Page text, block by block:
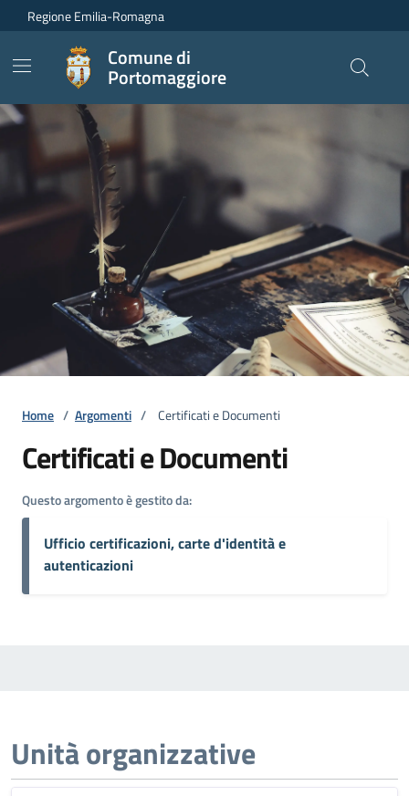
Vai ai contenuti
Vai al footer
Regione Emilia-Romagna
Comune di
Portomaggiore
Home / Argomenti / Certificati e Documenti
Certificati e Documenti
Questo argomento è gestito da:
Ufficio certificazioni, carte d'identità e
autenticazioni
Unità organizzative